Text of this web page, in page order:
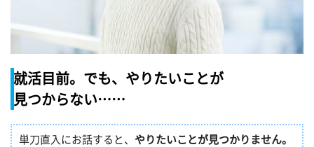
就活目前。でも、やりたいことが
見つからない……
単刀直入にお話すると、 やりたいことが見つかりません。